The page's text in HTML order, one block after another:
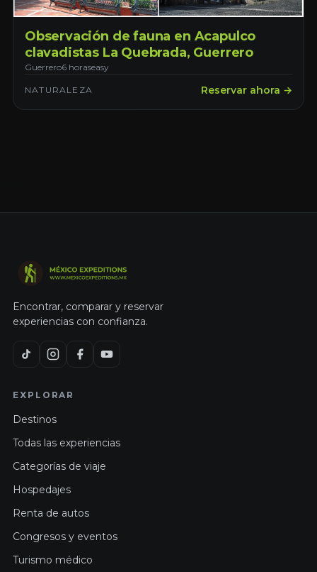
Observación de fauna en Acapulco
clavadistas La Quebrada, Guerrero
Guerrero6 horaseasy
NATURALEZA Reservar ahora →
Encontrar, comparar y reservar
experiencias con confianza.
EXPLORAR
Destinos
Todas las experiencias
Categorías de viaje
Hospedajes
Renta de autos
Congresos y eventos
Turismo médico